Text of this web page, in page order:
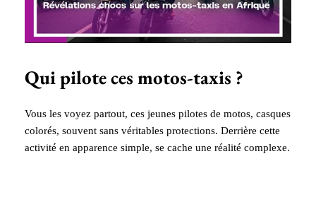
Qui pilote ces motos-taxis ?
Vous les voyez partout, ces jeunes pilotes de motos, casques
colorés, souvent sans véritables protections. Derrière cette
activité en apparence simple, se cache une réalité complexe.